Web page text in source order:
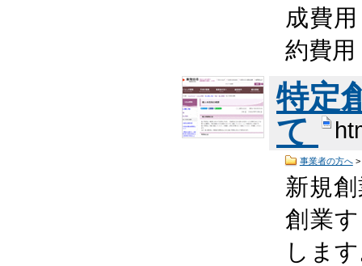
成費
約費
特定
て
事業者の方へ>
新規
創業
しま